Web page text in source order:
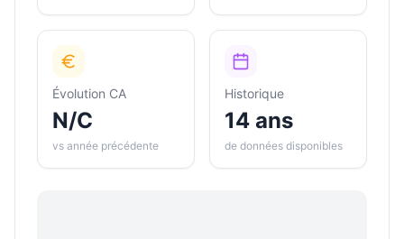
Évolution CA
N/C
vs année précédente
Historique
14 ans
de données disponibles